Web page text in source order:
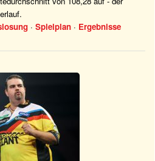
· Spielplan · Ergebnisse